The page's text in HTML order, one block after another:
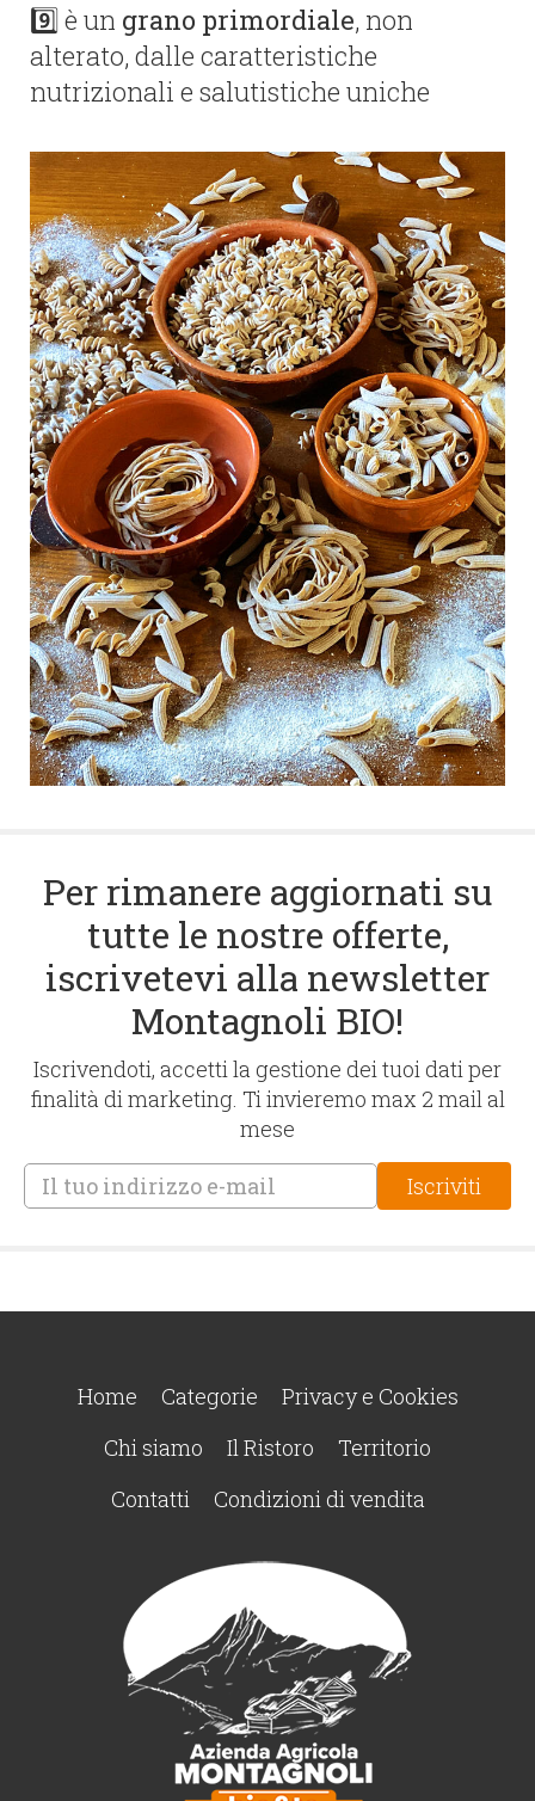
9️⃣ è un grano primordiale, non
alterato, dalle caratteristiche
nutrizionali e salutistiche uniche
Per rimanere aggiornati su
tutte le nostre offerte,
iscrivetevi alla newsletter
Montagnoli BIO!
Iscrivendoti, accetti la gestione dei tuoi dati per
finalità di marketing. Ti invieremo max 2 mail al
mese
Home Categorie
Privacy e Cookies
Chi siamo
Il Ristoro
Territorio
Contatti
Condizioni di vendita